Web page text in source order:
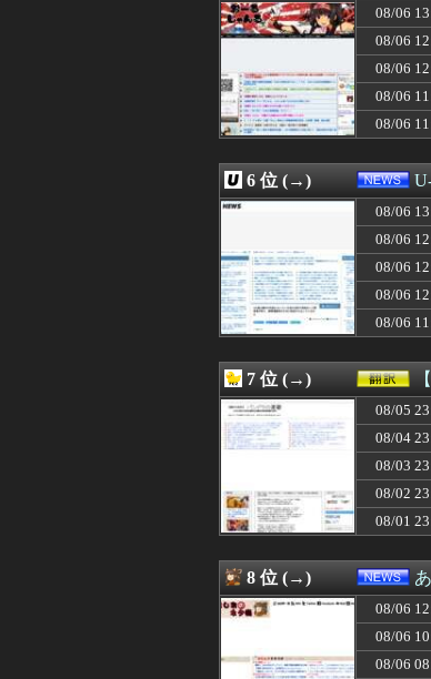
08/06 12:40
【日
08/06 12:40
台風
友人(
08/06 12:40
【速
08/06 12:39
施術中
08/06 12:39
カブ
08/06 12:39
朝か
08/06 12:39
私「
08/06 12:39
私の
08/06 12:39
実家
【画
08/06 12:39
明日
08/06 12:39
【画
08/06 12:36
海外
08/06 12:35
【悲
08/06 12:35
【画
08/06 12:35
昨季
08/06 12:34
【画
08/06 12:34
英国
08/06 12:34
アニ
08/06 12:33
【ｼｺ
【画
08/06 12:32
涌井秀
08/06 12:31
【悲
08/06 12:31
韓国
08/06 12:30
【原
08/06 12:30
兵庫
08/06 12:30
「飲
【コ
【に
08/06 12:30
【画
08/06
08/06
08/06
08/06
08/06
6 位 (→)
08/06
08/06
08/06
08/06
08/06
7 位 (→)
08/05
08/04
08/03
08/02
08/01
8 位 (→)
08/06
08/06
08/06